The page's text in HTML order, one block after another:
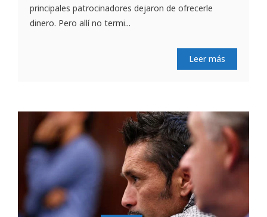
principales patrocinadores dejaron de ofrecerle
dinero. Pero allí no termi...
Leer más